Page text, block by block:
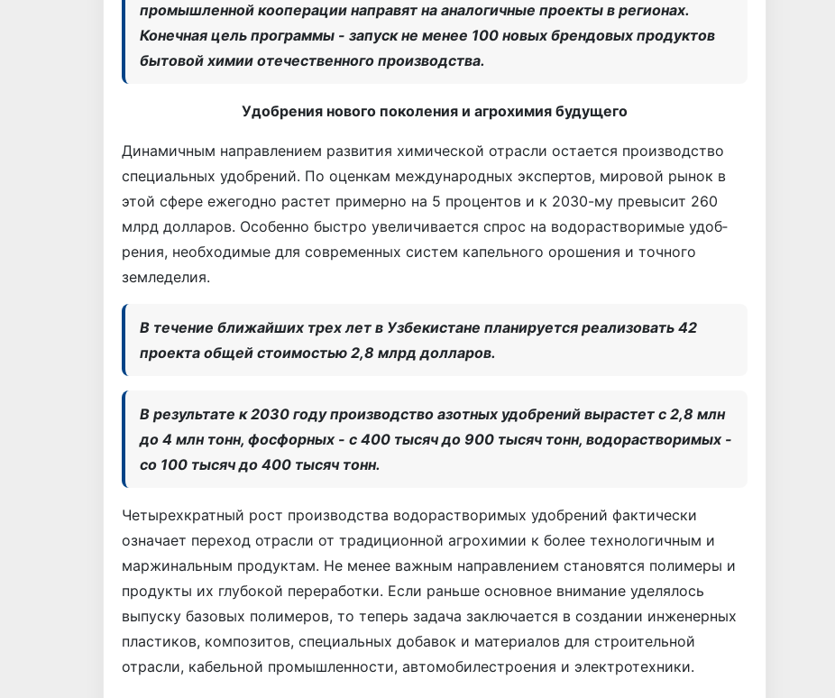
промышленной кооперации направят на аналогичные проекты в регионах.
Конечная цель программы - запуск не менее 100 новых брендовых продуктов
бытовой химии отечественного производства.
Удобрения нового поколения и агрохимия будущего
Динамичным направлением развития химической отрасли остается производство
специальных удобрений. По оценкам международных экспертов, мировой рынок в
этой сфере ежегодно растет примерно на 5 процентов и к 2030-му превысит 260
млрд долларов. Особенно быстро увеличивается спрос на водорастворимые удоб­
рения, необходимые для современных систем капельного орошения и точного
земледелия.
В течение ближайших трех лет в Узбекистане планируется реализовать 42
проекта общей стоимостью 2,8 млрд долларов.
В результате к 2030 году производство азотных удобрений вырастет с 2,8 млн
до 4 млн тонн, фосфорных - с 400 тысяч до 900 тысяч тонн, водорастворимых -
со 100 тысяч до 400 тысяч тонн.
Четырехкратный рост производства водорастворимых удобрений фактически
означает переход отрасли от традиционной агрохимии к более технологичным и
маржинальным продуктам. Не менее важным направлением становятся полимеры и
продукты их глубокой переработки. Если раньше основное внимание уделялось
выпуску базовых полимеров, то теперь задача заключается в создании инженерных
пластиков, композитов, специальных добавок и материалов для строительной
отрасли, кабельной промышленности, автомобилестроения и элект­ротехники.